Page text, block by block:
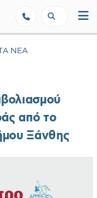
ΝΕΑ
από το
Ξάνθης